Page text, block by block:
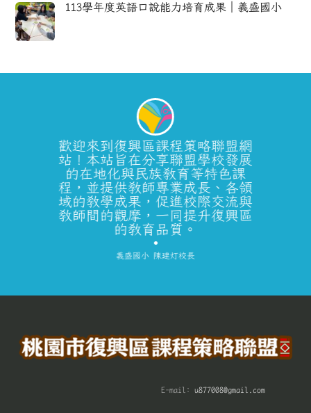
113學年度英語口說能力培育成果｜義盛國小
歡迎來到復興區課程策略聯盟網
站！本站旨在分享聯盟學校發展
的在地化與民族教育等特色課
程，並提供教師專業成長、各領
域的教學成果，促進校際交流與
教師間的觀摩，一同提升復興區
的教育品質。
義盛國小 陳建灯校長
E-mail:u877008@gmail.com